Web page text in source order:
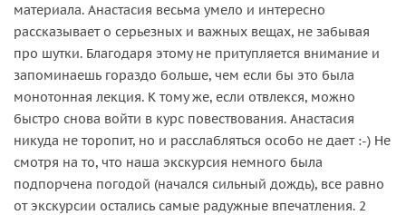
материала. Анастасия весьма умело и интересно
рассказывает о серьезных и важных вещах, не забывая
про шутки. Благодаря этому не притупляется внимание и
запоминаешь гораздо больше, чем если бы это была
монотонная лекция. К тому же, если отвлекся, можно
быстро снова войти в курс повествования. Анастасия
никуда не торопит, но и расслабляться особо не дает :-) Не
смотря на то, что наша экскурсия немного была
подпорчена погодой (начался сильный дождь), все равно
от экскурсии остались самые радужные впечатления. 2